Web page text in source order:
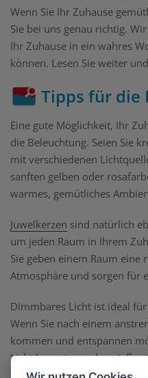
Wenn Sie Ihr Zuhause
Sie bei uns genau richtig.
Ihr Zuhause in ein wahres
können. Lesen Sie weiter
Tipps für die
Eine gute Möglichkeit, Ihr
die Beleuchtung. Seien Sie
mit verschiedenen
sanften gelben oder
warmes, gemütliches
Juwelkerzen sind natürlich
um jeden Raum in Ihrem
Sie geben einem Raum
Atmosphäre und sorgen für
Dimmbares Licht ist ideal
Wenn Sie nach einem
kommen und entspannen
Licht herunter und